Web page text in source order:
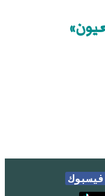
فيسبوك